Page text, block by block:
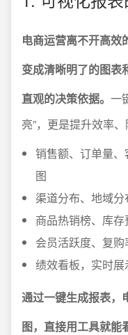
电商运营离不开高效
变成清晰明了的图表
直观的决策依据。 一
亮”，更是提升效率
销售额、订单量
图
渠道分布、地域
商品热销榜、库
会员活跃度、复
绩效看板，实时
通过一键生成报表，
图，直接用工具就能